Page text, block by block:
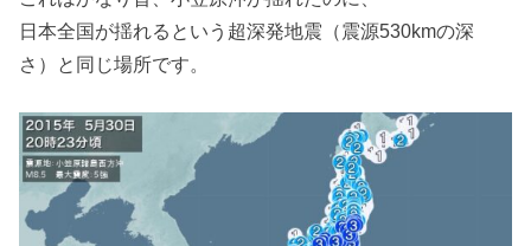
日本全国が揺れるという超深発地震（震源530kmの深
さ）と同じ場所です。